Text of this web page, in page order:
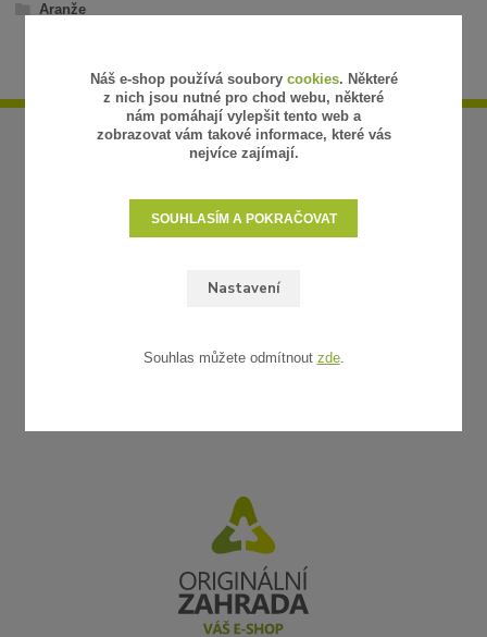
Aranže
Náš e-shop používá soubory cookies. Některé
z nich jsou nutné pro chod webu, některé
nám pomáhají vylepšit tento web a
zobrazovat vám takové informace, které vás
nejvíce zajímají.
Nastavení
SOUHLASÍM A POKRAČOVAT
Souhlas můžete odmítnout zde.